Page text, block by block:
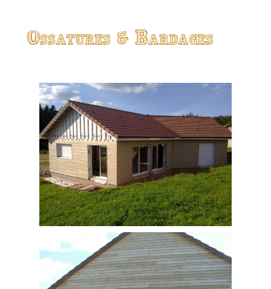
Ossatures & Bardages